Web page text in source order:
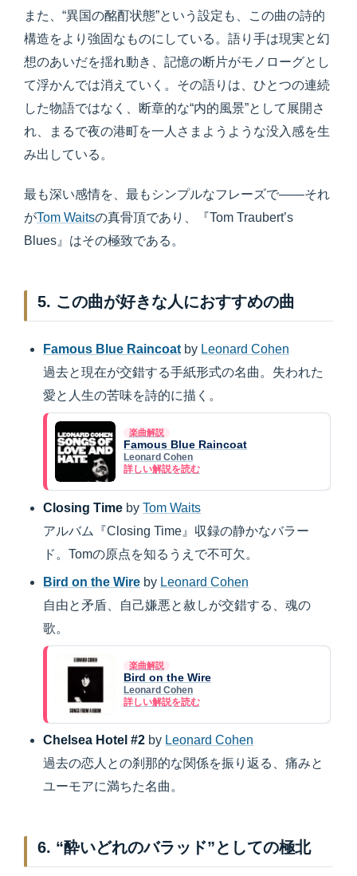
また、“異国の酩酊状態”という設定も、この曲の詩的
構造をより強固なものにしている。語り手は現実と幻
想のあいだを揺れ動き、記憶の断片がモノローグとし
て浮かんでは消えていく。その語りは、ひとつの連続
した物語ではなく、断章的な“内的風景”として展開さ
れ、まるで夜の港町を一人さまようような没入感を生
み出している。
最も深い感情を、最もシンプルなフレーズで――それ
がTom Waitsの真骨頂であり、『Tom Traubert’s
Blues』はその極致である。
5. この曲が好きな人におすすめの曲
Famous Blue Raincoatby Leonard Cohen
過去と現在が交錯する手紙形式の名曲。失われた
愛と人生の苦味を詩的に描く。
楽曲解説
Famous Blue Raincoat
Leonard Cohen
詳しい解説を読む
Closing Time byTom Waits
アルバム『Closing Time』収録の静かなバラー
ド。Tomの原点を知るうえで不可欠。
Bird on the Wire by Leonard Cohen
自由と矛盾、自己嫌悪と赦しが交錯する、魂の
歌。
楽曲解説
Bird on the Wire
Leonard Cohen
詳しい解説を読む
Chelsea Hotel #2 by Leonard Cohen
過去の恋人との刹那的な関係を振り返る、痛みと
ユーモアに満ちた名曲。
6. “酔いどれのバラッド”としての極北